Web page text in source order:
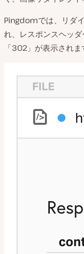
Pingdomでは、リダ
れ、レスポンスヘッ
「302」が表示されま